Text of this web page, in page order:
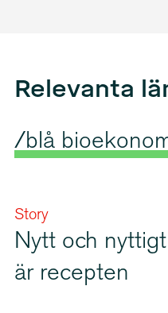
Relevanta
/blå
Story
Nytt och
är recepten